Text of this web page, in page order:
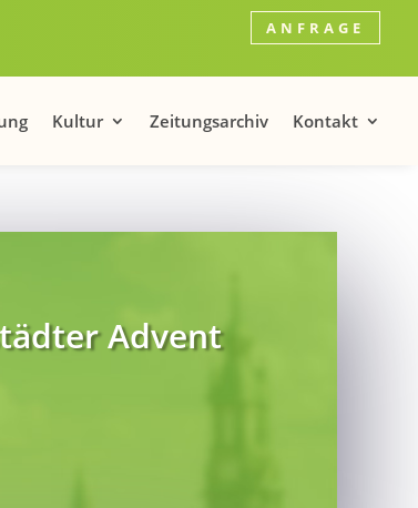
ANFRAGE
Kultur Zeitungsarchiv Kontakt
Advent